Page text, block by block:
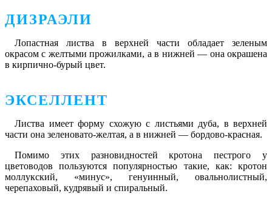
ДИЗРАЭЛИ
Лопастная листва в верхней части обладает зеленым
окрасом с желтыми прожилками, а в нижней ― она окрашена
в кирпично-бурый цвет.
ЭКСЕЛЛЕНТ
Листва имеет форму схожую с листьями дуба, в верхней
части она зеленовато-желтая, а в нижней ― бордово-красная.
Помимо этих разновидностей кротона пестрого у
цветоводов пользуются популярностью такие, как: кротон
моллукский, «минус», генуинный, овальнолистный,
черепаховый, кудрявый и спиральный.